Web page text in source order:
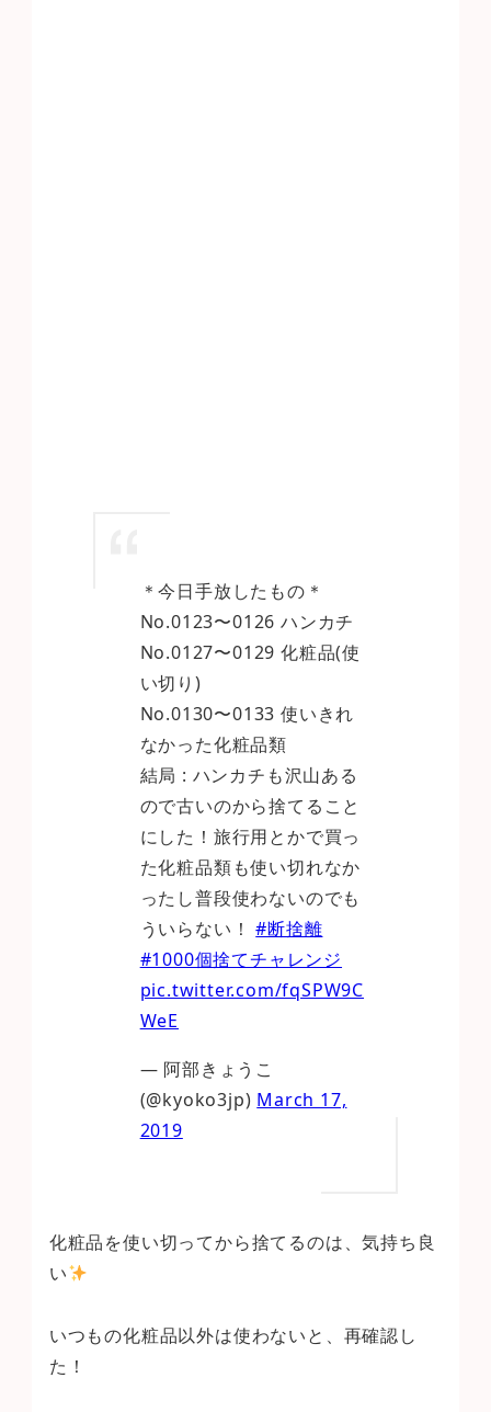
＊今日手放したもの＊
No.0123〜0126 ハンカチ
No.0127〜0129 化粧品(使
い切り)
No.0130〜0133 使いきれ
なかった化粧品類
結局 : ハンカチも沢山ある
ので古いのから捨てること
にした！旅行用とかで買っ
た化粧品類も使い切れなか
ったし普段使わないのでも
ういらない！#断捨離
#1000個捨てチャレンジ
pic.twitter.com/fqSPW9C
WeE
— 阿部きょうこ
(@kyoko3jp) March 17,
2019
化粧品を使い切ってから捨てるのは、気持ち良
い
いつもの化粧品以外は使わないと、再確認し
た！